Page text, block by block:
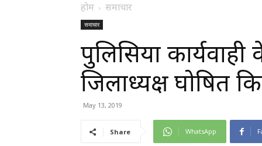
होम समाचार
समाचार
पुलिसिया
जिलाध्यक्ष घोषित
May 13, 2019
Share WhatsApp